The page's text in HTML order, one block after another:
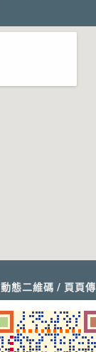
動態二維碼 / 頁頁傳